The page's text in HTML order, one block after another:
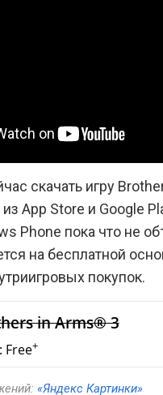
скачать игру
App Store и Google
Phone пока что не
на бесплатной
покупок.
in Arms® 3
Free+
«Яндекс Картинки»